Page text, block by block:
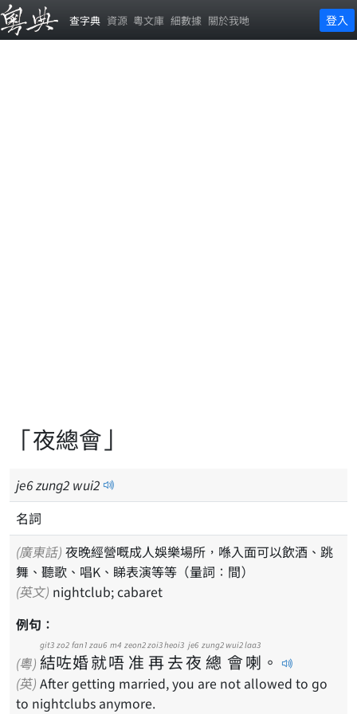
查字典 資源 粵文庫 細數據 關於我哋 登入
「夜總會」
je6zung2 wui2
名詞
(廣東話)
舞、聽歌、唱K、睇表演等等（量詞：間）
(英文) nightclub; cabaret
例句：
(粵) 結
git3
咗
zo2
婚
fan1
就
zau6
唔
m4
准
zeon2
再
zoi3
去
heoi3
夜
je6
總
zung2
會
wui2
喇
laa3
。
(英) After getting married, you are not allowed to go
to nightclubs anymore.